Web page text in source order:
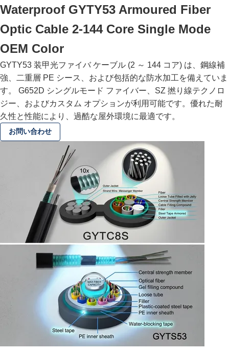
ADSS Fiber Optic Cable 24 Core
adss cable For Power Distribution
Waterproof GYTY53 Armoured Fiber
Optic Cable 2-144 Core Single Mode
OEM Color
GYTY53 装甲光ファイバ ケーブル (2 ～ 144 コア) は、鋼線補
強、二重層 PE シース、および包括的な防水加工を備えていま
す。 G652D シングルモード ファイバー、SZ 撚り線テクノロ
ジー、およびカスタム オプションが利用可能です。優れた耐
久性と性能により、過酷な屋外環境に最適です。
お問い合わせ